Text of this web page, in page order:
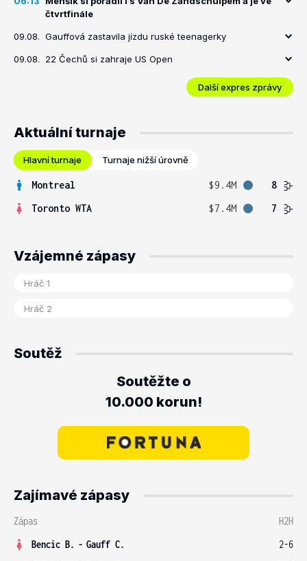
čtvrtfinále
09.08. Gauffová zastavila jízdu ruské teenagerky
09.08. 22 Čechů si zahraje US Open
Další expres zprávy
Aktuální turnaje
Hlavní turnaje Turnaje nižší úrovně
Montreal $9.4M
8
Toronto WTA
$7.4M 7
Vzájemné zápasy
Soutěž
Soutěžte o
10.000 korun!
Zajímavé zápasy
Zápas
H2H
Bencic B. - Gauff C.
2-6